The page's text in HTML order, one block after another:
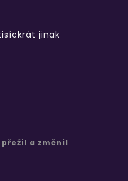
jinak
a změnil